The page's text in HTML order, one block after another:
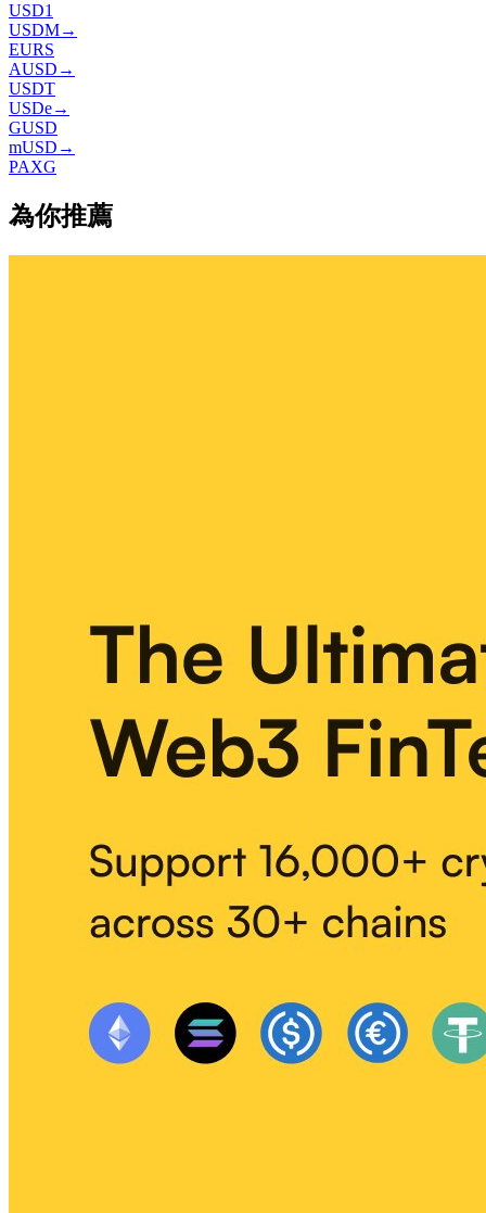
USD1
USDM→
EURS
AUSD →
USDT
USDe→
GUSD
mUSD →
PAXG
為你推薦